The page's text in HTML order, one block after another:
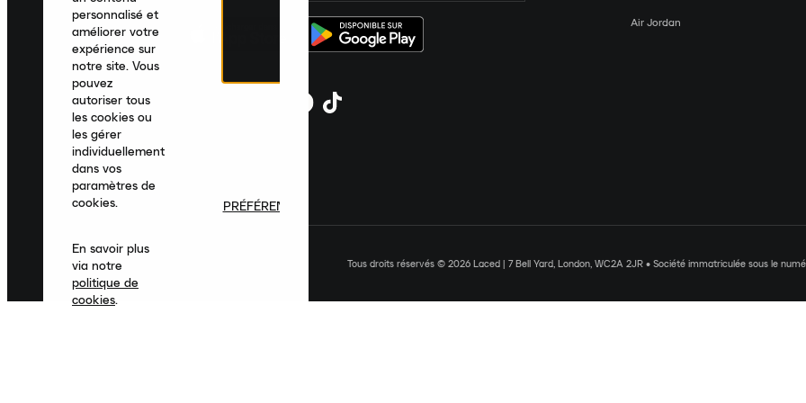
Air Jordan
Tous droits réservés © 2026 Laced | 7 Bell Yard, London, WC2A 2JR • Société immatriculée sous le
personnalisé et
améliorer votre
expérience sur
notre site. Vous
pouvez
autoriser tous
les cookies ou
les gérer
individuellement
dans vos
paramètres de
cookies.
En savoir plus
via notre
politique de
cookies.
PRÉFÉRENCES